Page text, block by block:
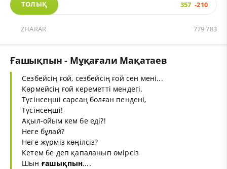
ТОЛЫҚ 357 -210
ZHARAR 779 783
Ғашықпын - Мұқағали Мақатаев
Сезбейсің ғой, сезбейсің ғой сен мені...
Көрмейсің ғой кереметті мендегі.
Түсінсеңші сарсаң болған пендені,
Түсінсеңші!
Ақыл-ойым кем бе еді?!
Hегe бұлай?
Heгe жүрміз көңілсіз?
Кетем бе деп қапаланып өмірсіз
Шын ғашықпын....